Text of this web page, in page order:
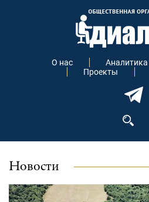
О нас Аналитика
Проекты
Новости